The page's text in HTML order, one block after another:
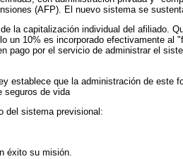
(AFP). El nuevo sistema se
la capitalización individual del afiliado.
10% es incorporado efectivamente
pago por el servicio de administrar el
establece que la administración de
seguros de vida
del sistema previsional:
éxito su misión.